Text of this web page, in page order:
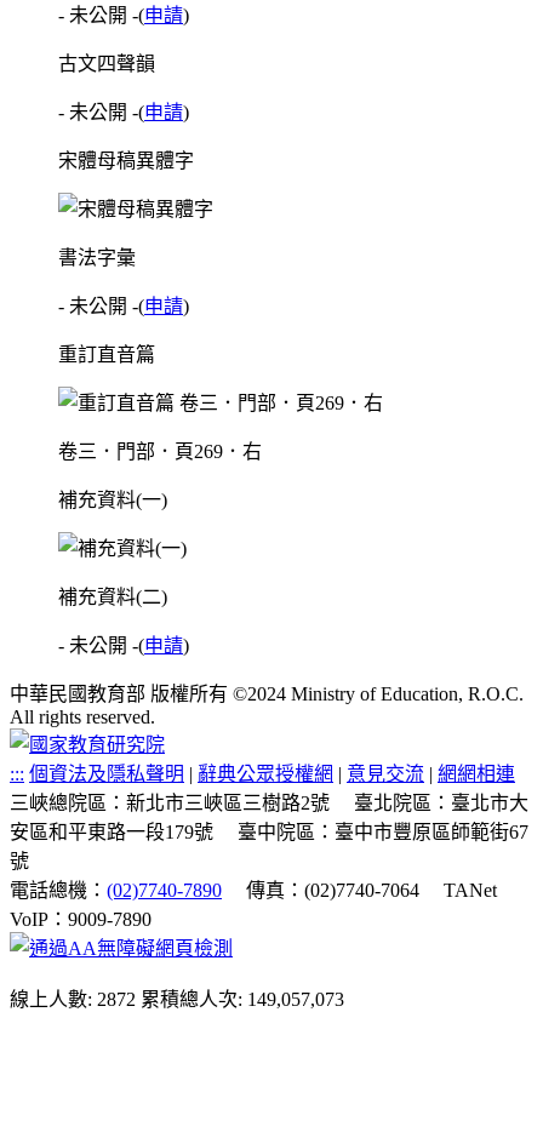
- 未公開 -(申請)
古文四聲韻
- 未公開 -(申請)
宋體母稿異體字
書法字彙
- 未公開 -(申請)
重訂直音篇
卷三．門部．頁269．右
補充資料(一)
補充資料(二)
- 未公開 -(申請)
中華民國教育部 版權所有 ©2024 Ministry of Education, R.O.C.
All rights reserved.
::: 個資法及隱私聲明 | 辭典公眾授權網 | 意見交流 | 網網相連
三峽總院區：新北市三峽區三樹路2號
臺北院區：臺北市大
安區和平東路一段179號
臺中院區：臺中市豐原區師範街67
號
電話總機： (02)7740-7890 傳真：(02)7740-7064
TANet
VoIP：9009-7890
線上人數: 2872 累積總人次: 149,057,073